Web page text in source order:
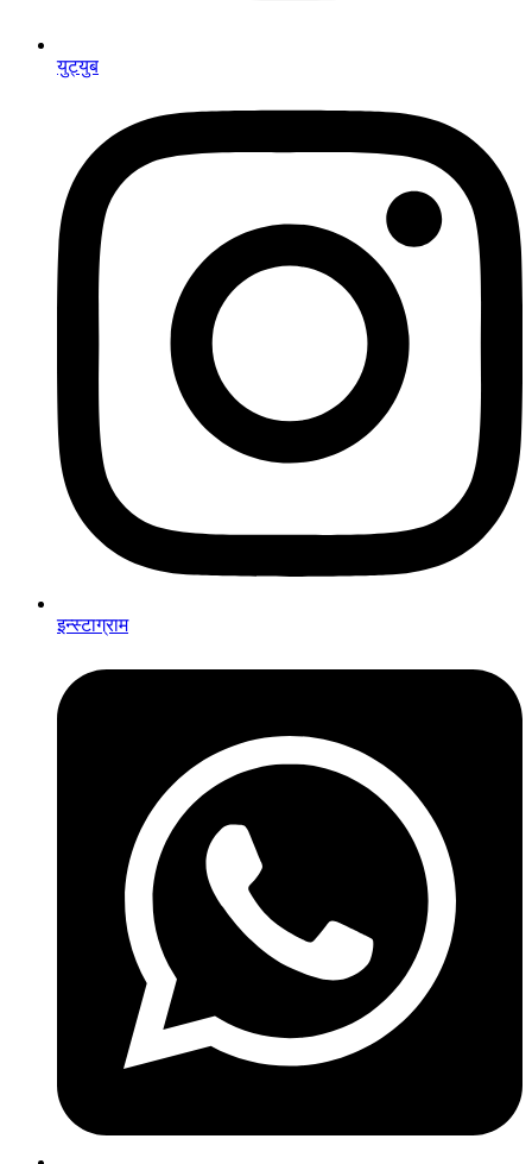
युट्युब
इन्स्टाग्राम